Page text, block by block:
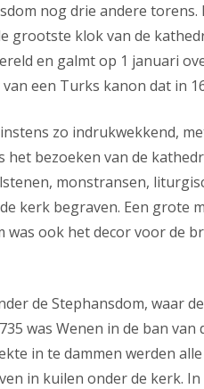
nog drie andere
grootste klok van de
en galmt op 1 januari
een Turks kanon dat in
zo indrukwekkend,
bezoeken van de
monstransen,
kerk begraven. Een grote
was ook het decor voor de
de Stephansdom, waar
was Wenen in de ban
in te dammen werden
in kuilen onder de kerk.